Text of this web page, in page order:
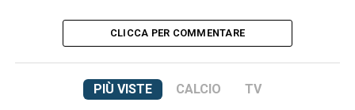
CLICCA PER COMMENTARE
PIÙ VISTE CALCIO TV